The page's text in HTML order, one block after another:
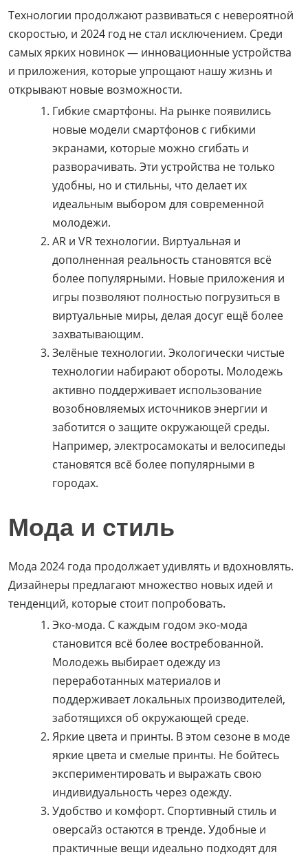
Технологии продолжают развиваться с невероятной
скоростью, и 2024 год не стал исключением. Среди
самых ярких новинок — инновационные устройства
и приложения, которые упрощают нашу жизнь и
открывают новые возможности.
Гибкие смартфоны. На рынке появились
новые модели смартфонов с гибкими
экранами, которые можно сгибать и
разворачивать. Эти устройства не только
удобны, но и стильны, что делает их
идеальным выбором для современной
молодежи.
AR и VR технологии. Виртуальная и
дополненная реальность становятся всё
более популярными. Новые приложения и
игры позволяют полностью погрузиться в
виртуальные миры, делая досуг ещё более
захватывающим.
Зелёные технологии. Экологически чистые
технологии набирают обороты. Молодежь
активно поддерживает использование
возобновляемых источников энергии и
заботится о защите окружающей среды.
Например, электросамокаты и велосипеды
становятся всё более популярными в
городах.
Мода и стиль
Мода 2024 года продолжает удивлять и вдохновлять.
Дизайнеры предлагают множество новых идей и
тенденций, которые стоит попробовать.
Эко-мода. С каждым годом эко-мода
становится всё более востребованной.
Молодежь выбирает одежду из
переработанных материалов и
поддерживает локальных производителей,
заботящихся об окружающей среде.
Яркие цвета и принты. В этом сезоне в моде
яркие цвета и смелые принты. Не бойтесь
экспериментировать и выражать свою
индивидуальность через одежду.
Удобство и комфорт. Спортивный стиль и
оверсайз остаются в тренде. Удобные и
практичные вещи идеально подходят для